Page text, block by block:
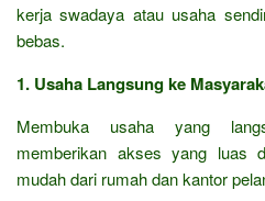
kerja swadaya atau usaha
bebas.
1. Usaha Langsung ke
Membuka usaha yang
memberikan akses yang luas
mudah dari rumah dan kantor